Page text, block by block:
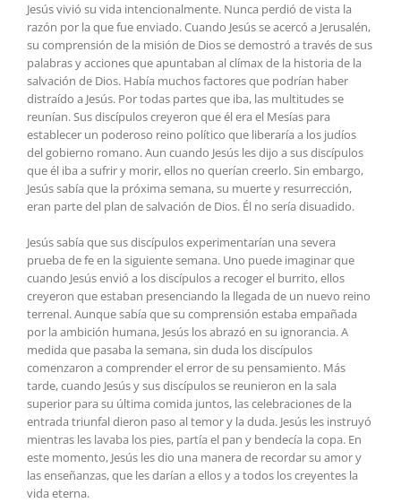
Jesús vivió su vida intencionalmente. Nunca perdió de vista la
razón por la que fue enviado. Cuando Jesús se acercó a Jerusalén,
su comprensión de la misión de Dios se demostró a través de sus
palabras y acciones que apuntaban al clímax de la historia de la
salvación de Dios. Había muchos factores que podrían haber
distraído a Jesús. Por todas partes que iba, las multitudes se
reunían. Sus discípulos creyeron que él era el Mesías para
establecer un poderoso reino político que liberaría a los judíos
del gobierno romano. Aun cuando Jesús les dijo a sus discípulos
que él iba a sufrir y morir, ellos no querían creerlo. Sin embargo,
Jesús sabía que la próxima semana, su muerte y resurrección,
eran parte del plan de salvación de Dios. Él no sería disuadido.
Jesús sabía que sus discípulos experimentarían una severa
prueba de fe en la siguiente semana. Uno puede imaginar que
cuando Jesús envió a los discípulos a recoger el burrito, ellos
creyeron que estaban presenciando la llegada de un nuevo reino
terrenal. Aunque sabía que su comprensión estaba empañada
por la ambición humana, Jesús los abrazó en su ignorancia. A
medida que pasaba la semana, sin duda los discípulos
comenzaron a comprender el error de su pensamiento. Más
tarde, cuando Jesús y sus discípulos se reunieron en la sala
superior para su última comida juntos, las celebraciones de la
entrada triunfal dieron paso al temor y la duda. Jesús les instruyó
mientras les lavaba los pies, partía el pan y bendecía la copa. En
este momento, Jesús les dio una manera de recordar su amor y
las enseñanzas, que les darían a ellos y a todos los creyentes la
vida eterna.